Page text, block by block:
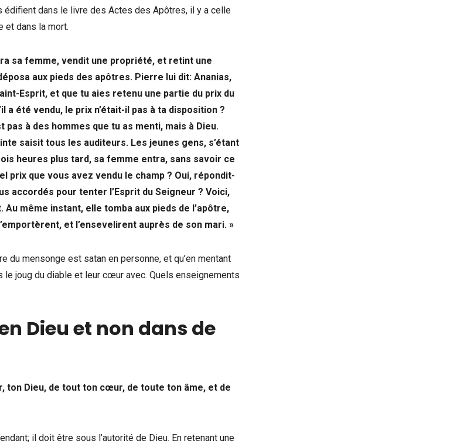
dans le livre des Actes des Apôtres, il y a celle
et dans la mort.
sa femme, vendit une propriété, et retint une
aux pieds des apôtres. Pierre lui dit: Ananias,
Esprit, et que tu aies retenu une partie du prix du
a été vendu, le prix n’était-il pas à ta disposition ?
à des hommes que tu as menti, mais à Dieu.
saisit tous les auditeurs. Les jeunes gens, s’étant
heures plus tard, sa femme entra, sans savoir ce
que vous avez vendu le champ ? Oui, répondit-
accordés pour tenter l’Esprit du Seigneur ? Voici,
même instant, elle tomba aux pieds de l’apôtre,
et l’ensevelirent auprès de son mari. »
du mensonge est satan en personne, et qu’en mentant
joug du diable et leur cœur avec. Quels enseignements
Dieu et non dans de
ton Dieu, de tout ton cœur, de toute ton âme, et de
il doit être sous l’autorité de Dieu. En retenant une